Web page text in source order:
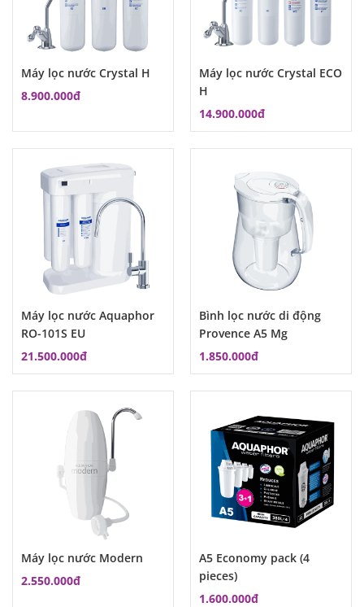
Máy lọc nước Crystal H
8.900.000đ
Máy lọc nước Crystal ECO
H
14.900.000đ
Máy lọc nước Aquaphor
RO-101S EU
21.500.000đ
Bình lọc nước di động
Provence A5 Mg
1.850.000đ
Máy lọc nước Modern
2.550.000đ
A5 Economy pack (4
pieces)
1.600.000đ